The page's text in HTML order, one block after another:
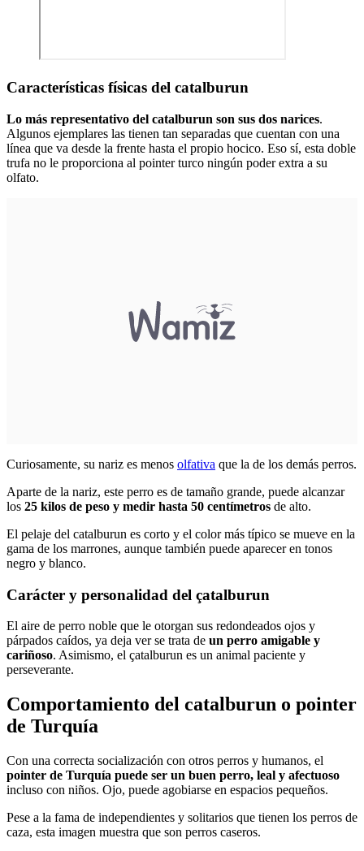
Características físicas del catalburun
Lo más representativo del catalburun son sus dos narices.
Algunos ejemplares las tienen tan separadas que cuentan con una
línea que va desde la frente hasta el propio hocico. Eso sí, esta doble
trufa no le proporciona al pointer turco ningún poder extra a su
olfato.
Curiosamente, su nariz es menos olfativa que la de los demás perros.
Aparte de la nariz, este perro es de tamaño grande, puede alcanzar
los 25 kilos de peso y medir hasta 50 centímetros de alto.
El pelaje del catalburun es corto y el color más típico se mueve en la
gama de los marrones, aunque también puede aparecer en tonos
negro y blanco.
Carácter y personalidad del çatalburun
El aire de perro noble que le otorgan sus redondeados ojos y
párpados caídos, ya deja ver se trata de un perro amigable y
cariñoso. Asimismo, el çatalburun es un animal paciente y
perseverante.
Comportamiento del catalburun o pointer
de Turquía
Con una correcta socialización con otros perros y humanos, el
pointer de Turquía puede ser un buen perro, leal y afectuoso
incluso con niños. Ojo, puede agobiarse en espacios pequeños.
Pese a la fama de independientes y solitarios que tienen los perros de
caza, esta imagen muestra que son perros caseros.